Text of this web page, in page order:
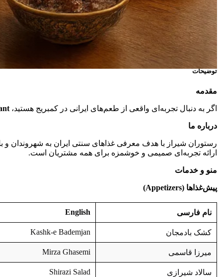
بوکمارک
اشتراک گذاری
مسیریابی
ثبت دیدگاه
prev
next
توضیحات
مقدمه
اگر به دنبال تجربه‌ای واقعی از طعم‌های ایرانی در کمبریج هستید،
درباره ما
رستوران شیراز با هدف معرفی غذاهای سنتی ایران به شهروندان و
ارائه تجربه‌ای صمیمی و خوشمزه برای همه مشتریان است.
منو و خدمات
پیش‌غذاها (Appetizers)
نام فارسی English
کشک بادمجان Kashk-e Bademjan
میرزا قاسمی Mirza Ghasemi
سالاد شیرازی Shirazi Salad